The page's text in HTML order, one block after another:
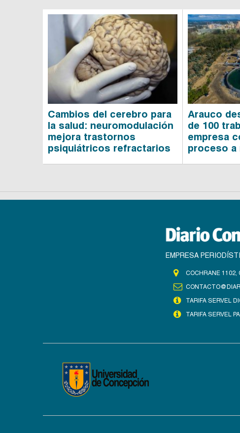
Cambios del cerebro para
la salud: neuromodulación
mejora trastornos
psiquiátricos refractarios
Arauco
de 100
empresa
proceso a
EMPRESA
COCHRANE 1102,
TARIFA SERVEL
TARIFA SERVEL